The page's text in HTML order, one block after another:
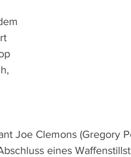
Joe Clemons (Gregory
eines